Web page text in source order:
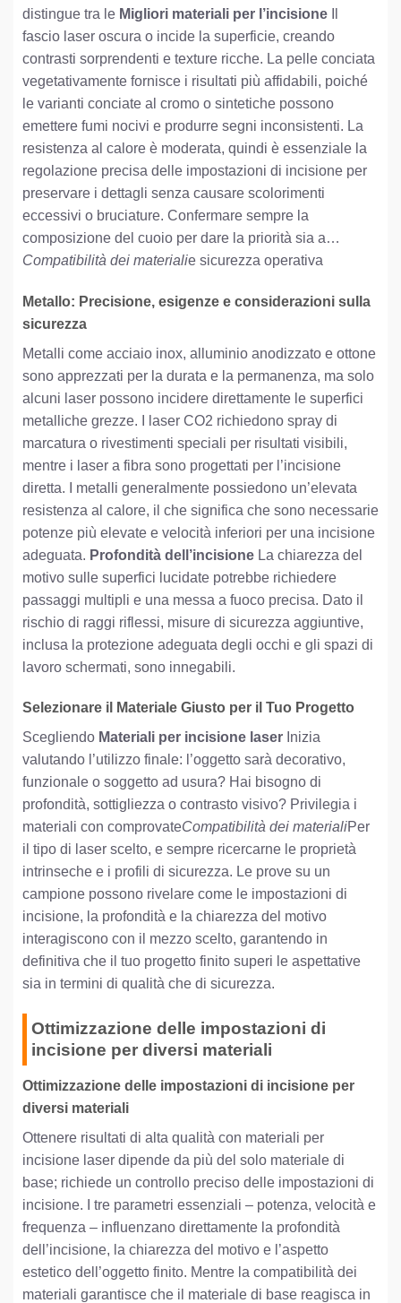
distingue tra le Migliori materiali per l’incisione
fascio laser oscura o incide la superficie, creando
contrasti sorprendenti e texture ricche. La pelle conciata
vegetativamente fornisce i risultati più affidabili, poiché
le varianti conciate al cromo o sintetiche possono
emettere fumi nocivi e produrre segni inconsistenti. La
resistenza al calore è moderata, quindi è essenziale la
regolazione precisa delle impostazioni di incisione per
preservare i dettagli senza causare scolorimenti
eccessivi o bruciature. Confermare sempre la
composizione del cuoio per dare la priorità sia a…
Compatibilità dei materialie sicurezza operativa
Metallo: Precisione, esigenze e considerazioni sulla
sicurezza
Metalli come acciaio inox, alluminio anodizzato e ottone
sono apprezzati per la durata e la permanenza, ma solo
alcuni laser possono incidere direttamente le superfici
metalliche grezze. I laser CO2 richiedono spray di
marcatura o rivestimenti speciali per risultati visibili,
mentre i laser a fibra sono progettati per l’incisione
diretta. I metalli generalmente possiedono un’elevata
resistenza al calore, il che significa che sono necessarie
potenze più elevate e velocità inferiori per una incisione
adeguata. Profondità dell’incisione La chiarezza del
motivo sulle superfici lucidate potrebbe richiedere
passaggi multipli e una messa a fuoco precisa. Dato il
rischio di raggi riflessi, misure di sicurezza aggiuntive,
inclusa la protezione adeguata degli occhi e gli spazi di
lavoro schermati, sono innegabili.
Selezionare il Materiale Giusto per il Tuo Progetto
Scegliendo Materiali per incisione laser Inizia
valutando l’utilizzo finale: l’oggetto sarà decorativo,
funzionale o soggetto ad usura? Hai bisogno di
profondità, sottigliezza o contrasto visivo? Privilegia i
materiali con comprovateCompatibilità dei materialiPer
il tipo di laser scelto, e sempre ricercarne le proprietà
intrinseche e i profili di sicurezza. Le prove su un
campione possono rivelare come le impostazioni di
incisione, la profondità e la chiarezza del motivo
interagiscono con il mezzo scelto, garantendo in
definitiva che il tuo progetto finito superi le aspettative
sia in termini di qualità che di sicurezza.
Ottimizzazione delle impostazioni di
incisione per diversi materiali
Ottimizzazione delle impostazioni di incisione per
diversi materiali
Ottenere risultati di alta qualità con materiali per
incisione laser dipende da più del solo materiale di
base; richiede un controllo preciso delle impostazioni di
incisione. I tre parametri essenziali – potenza, velocità e
frequenza – influenzano direttamente la profondità
dell’incisione, la chiarezza del motivo e l’aspetto
estetico dell’oggetto finito. Mentre la compatibilità dei
materiali garantisce che il materiale di base reagisca in